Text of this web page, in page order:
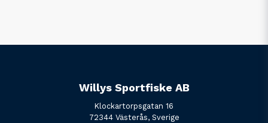
Willys Sportfiske AB
Klockartorpsgatan 16
72344 Västerås, Sverige